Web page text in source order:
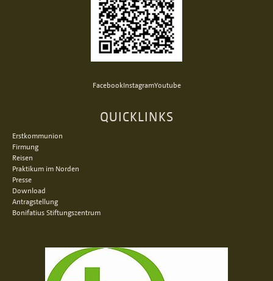
FacebookInstagramYoutube
QUICKLINKS
Erstkommunion
Firmung
Reisen
Praktikum im Norden
Presse
Download
Antragstellung
Bonifatius Stiftungszentrum